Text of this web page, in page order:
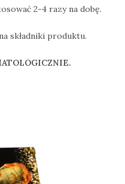
2-4 razy na dobę.
składniki produktu.